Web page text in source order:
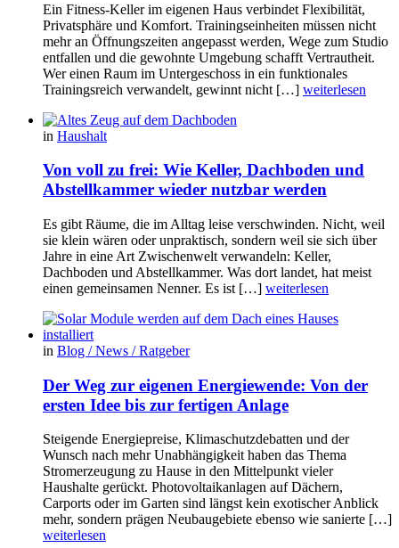
Ein Fitness-Keller im eigenen Haus verbindet Flexibilität,
Privatsphäre und Komfort. Trainingseinheiten müssen nicht
mehr an Öffnungszeiten angepasst werden, Wege zum Studio
entfallen und die gewohnte Umgebung schafft Vertrautheit.
Wer einen Raum im Untergeschoss in ein funktionales
Trainingsreich verwandelt, gewinnt nicht […] weiterlesen
in Haushalt
Von voll zu frei: Wie Keller, Dachboden und
Abstellkammer wieder nutzbar werden
Es gibt Räume, die im Alltag leise verschwinden. Nicht, weil
sie klein wären oder unpraktisch, sondern weil sie sich über
Jahre in eine Art Zwischenwelt verwandeln: Keller,
Dachboden und Abstellkammer. Was dort landet, hat meist
einen gemeinsamen Nenner. Es ist […] weiterlesen
in Blog / News / Ratgeber
Der Weg zur eigenen Energiewende: Von der
ersten Idee bis zur fertigen Anlage
Steigende Energiepreise, Klimaschutzdebatten und der
Wunsch nach mehr Unabhängigkeit haben das Thema
Stromerzeugung zu Hause in den Mittelpunkt vieler
Haushalte gerückt. Photovoltaikanlagen auf Dächern,
Carports oder im Garten sind längst kein exotischer Anblick
mehr, sondern prägen Neubaugebiete ebenso wie sanierte […]
weiterlesen